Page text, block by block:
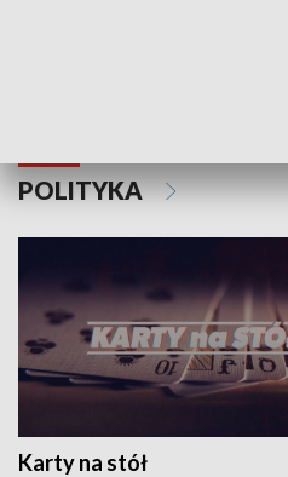
POLITYKA
Karty na stół